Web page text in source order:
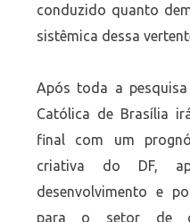
conduzido quanto
sistêmica dessa
Após toda a
Católica de Brasília
final com um
criativa do DF,
desenvolvimento e
para o setor de